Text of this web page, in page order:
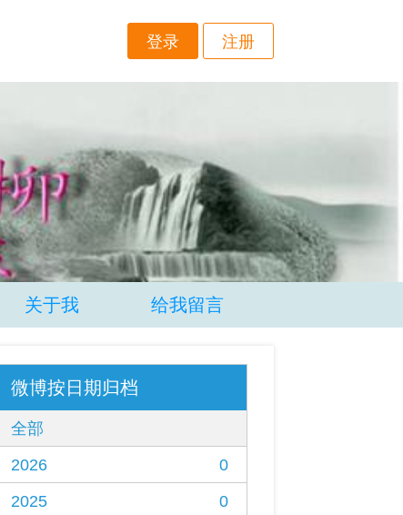
登录 注册
关于我 给我留言
微博按日期归档
全部
2026
0
2025
0